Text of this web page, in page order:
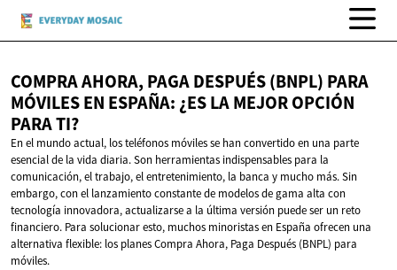
COMPRA AHORA, PAGA DESPUÉS (BNPL) PARA
MÓVILES EN ESPAÑA: ¿ES LA MEJOR OPCIÓN
PARA TI?
En el mundo actual, los teléfonos móviles se han convertido en una parte
esencial de la vida diaria. Son herramientas indispensables para la
comunicación, el trabajo, el entretenimiento, la banca y mucho más. Sin
embargo, con el lanzamiento constante de modelos de gama alta con
tecnología innovadora, actualizarse a la última versión puede ser un reto
financiero. Para solucionar esto, muchos minoristas en España ofrecen una
alternativa flexible: los planes Compra Ahora, Paga Después (BNPL) para
móviles.